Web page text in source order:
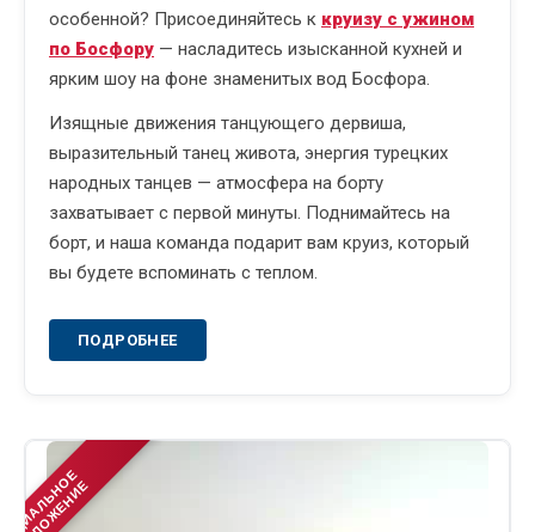
особенной? Присоединяйтесь к круизу с ужином
по Босфору — насладитесь изысканной кухней и
ярким шоу на фоне знаменитых вод Босфора.
Изящные движения танцующего дервиша,
выразительный танец живота, энергия турецких
народных танцев — атмосфера на борту
захватывает с первой минуты. Поднимайтесь на
борт, и наша команда подарит вам круиз, который
вы будете вспоминать с теплом.
ПОДРОБНЕЕ